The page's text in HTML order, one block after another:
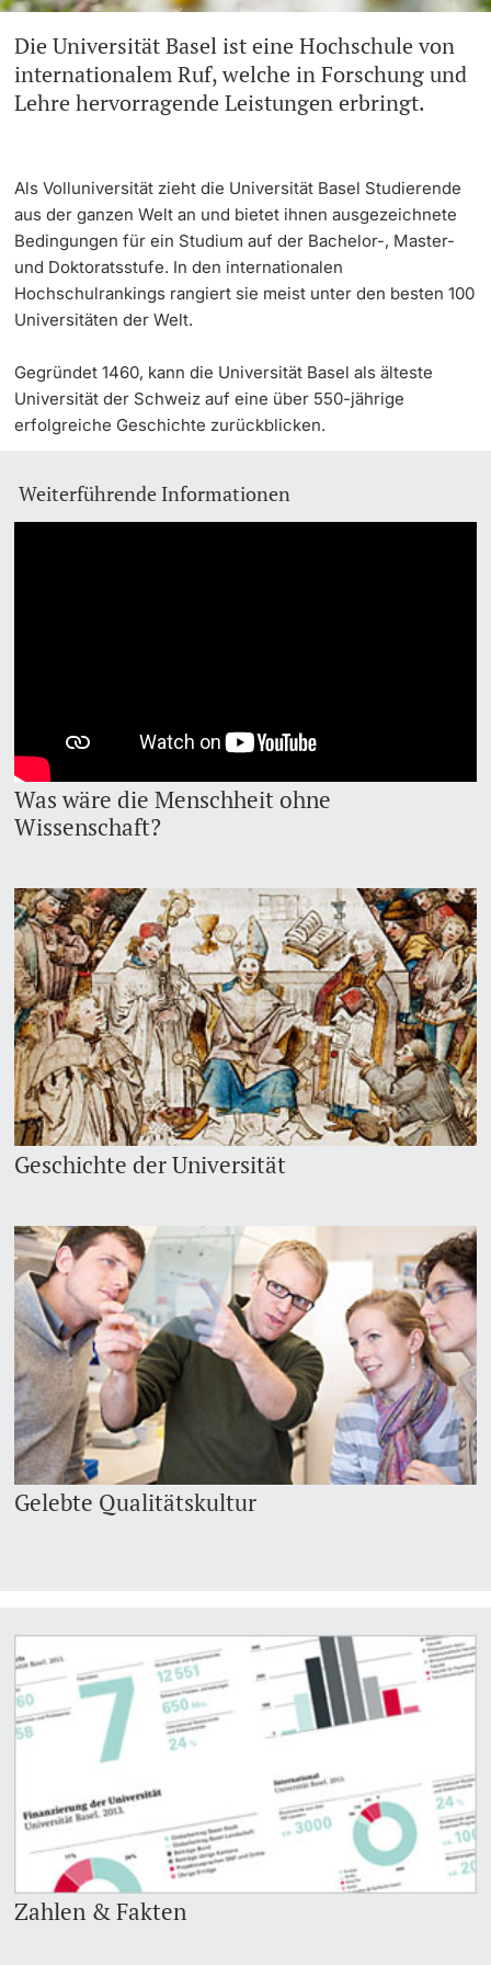
Doktorierende
weitere Informationen
Fördernde & Alumni
weitere Informationen
Dozierende
Weiterbildung
Universität
Innovation
Fakultäten & Departemente
Universität & Gesellschaft
Jobs & Karriere
Immobilien & Bauprojekte
Rechtserlasse
Fundraising
Merchandise
Die Universität Basel ist eine Hochschule von
internationalem Ruf, welche in Forschung und
Lehre hervorragende Leistungen erbringt.
Als Volluniversität zieht die Universität Basel Studierende
aus der ganzen Welt an und bietet ihnen ausgezeichnete
Bedingungen für ein Studium auf der Bachelor-, Master-
und Doktoratsstufe. In den internationalen
Hochschulrankings rangiert sie meist unter den besten 100
Universitäten der Welt.
Gegründet 1460, kann die Universität Basel als älteste
Universität der Schweiz auf eine über 550-jährige
erfolgreiche Geschichte zurückblicken.
Weiterführende Informationen
Was wäre die Menschheit ohne
Wissenschaft?
Geschichte der Universität
Gelebte Qualitätskultur
Zahlen & Fakten